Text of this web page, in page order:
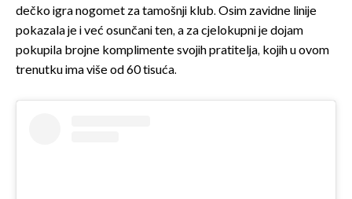
dečko igra nogomet za tamošnji klub. Osim zavidne linije
pokazala je i već osunčani ten, a za cjelokupni je dojam
pokupila brojne komplimente svojih pratitelja, kojih u ovom
trenutku ima više od 60 tisuća.